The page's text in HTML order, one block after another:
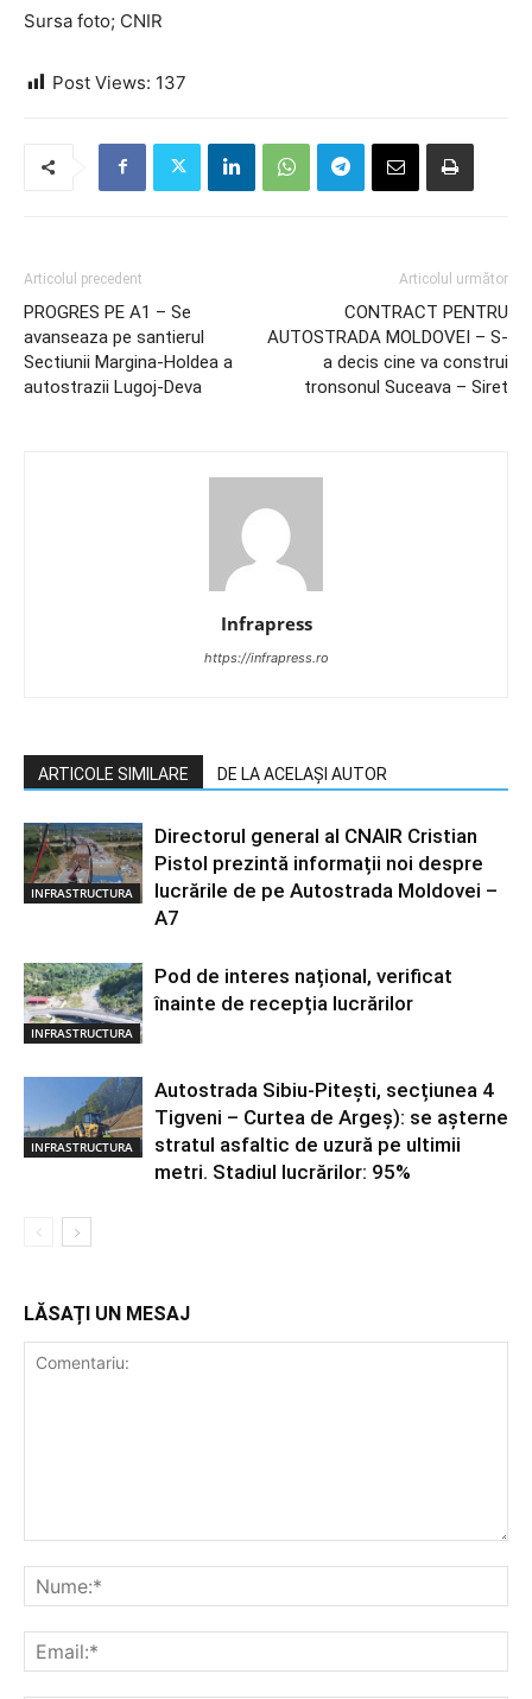
Sursa foto; CNIR
Post Views: 137
Articolul precedent
PROGRES PE A1 – Se
avanseaza pe santierul
Sectiunii Margina-Holdea a
autostrazii Lugoj-Deva
Articolul următor
CONTRACT PENTRU
AUTOSTRADA MOLDOVEI – S-
a decis cine va construi
tronsonul Suceava – Siret
Infrapress
https://infrapress.ro
ARTICOLE SIMILARE DE LA ACELAȘI AUTOR
INFRASTRUCTURA
Directorul general al CNAIR Cristian
Pistol prezintă informații noi despre
lucrările de pe Autostrada Moldovei –
A7
INFRASTRUCTURA
Pod de interes național, verificat
înainte de recepția lucrărilor
INFRASTRUCTURA
Autostrada Sibiu-Pitești, secțiunea 4
Tigveni – Curtea de Argeș): se așterne
stratul asfaltic de uzură pe ultimii
metri. Stadiul lucrărilor: 95%
LĂSAȚI UN MESAJ